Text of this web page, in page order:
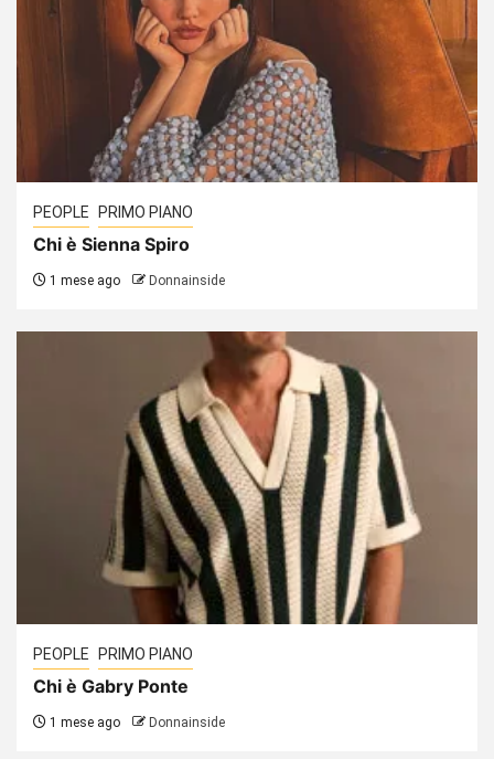
PEOPLE PRIMO PIANO
Chi è Sienna Spiro
1 mese ago Donnainside
PEOPLE PRIMO PIANO
Chi è Gabry Ponte
1 mese ago Donnainside